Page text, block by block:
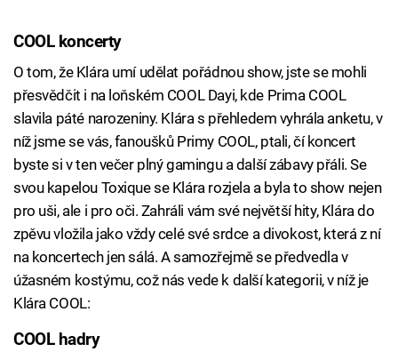
COOL koncerty
O tom, že Klára umí udělat pořádnou show, jste se mohli
přesvědčit i na loňském COOL Dayi, kde Prima COOL
slavila páté narozeniny. Klára s přehledem vyhrála anketu, v
níž jsme se vás, fanoušků Primy COOL, ptali, čí koncert
byste si v ten večer plný gamingu a další zábavy přáli. Se
svou kapelou Toxique se Klára rozjela a byla to show nejen
pro uši, ale i pro oči. Zahráli vám své největší hity, Klára do
zpěvu vložila jako vždy celé své srdce a divokost, která z ní
na koncertech jen sálá. A samozřejmě se předvedla v
úžasném kostýmu, což nás vede k další kategorii, v níž je
Klára COOL:
COOL hadry